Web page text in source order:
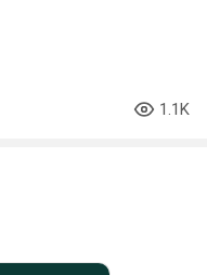
1.1K